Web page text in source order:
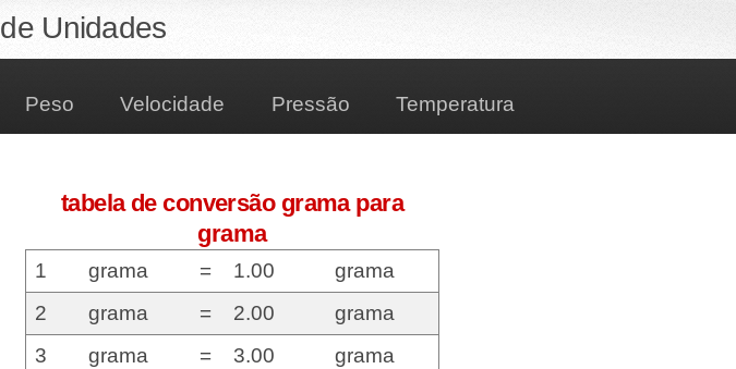
de Unidades
Peso Velocidade Pressão Temperatura
tabela de conversão grama para
grama
1 grama = 1.00
grama
2
grama = 2.00
grama
3
grama = 3.00
grama